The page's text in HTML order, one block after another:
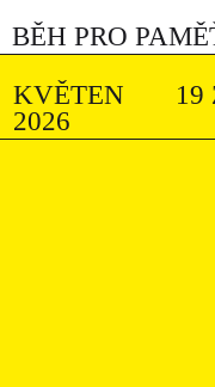
BĚH PRO
KVĚTEN
2026
19